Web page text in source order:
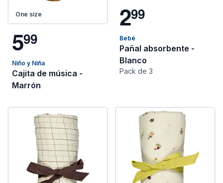
One size
599
Niño y Niña
Cajita de música -
Marrón
299
Bebé
Pañal absorbente -
Blanco
Pack de 3